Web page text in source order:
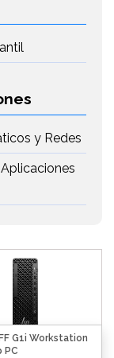
y Redes
G1i Workstation
PC